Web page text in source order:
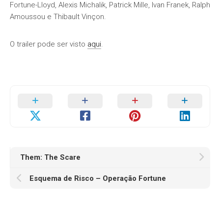
Fortune-Lloyd, Alexis Michalik, Patrick Mille, Ivan Franek, Ralph
Amoussou e Thibault Vinçon.
O trailer pode ser visto aqui.
Them: The Scare
Esquema de Risco – Operação Fortune